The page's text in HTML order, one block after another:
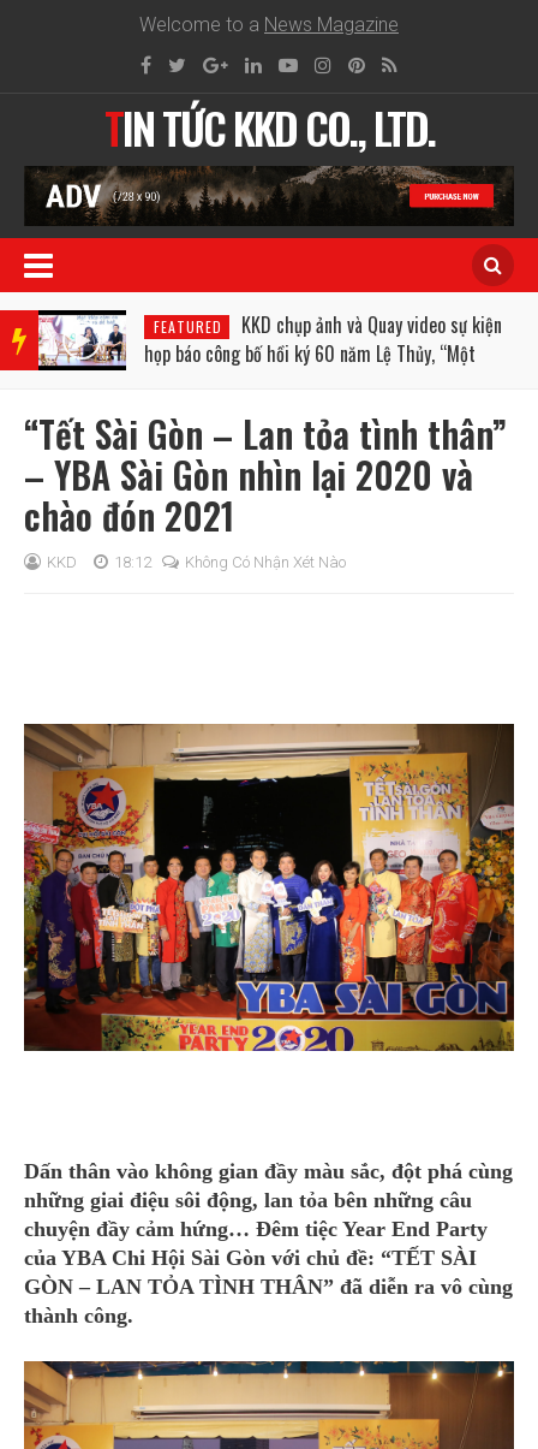
Welcome to a News Magazine
TIN TỨC KKD CO., LTD.
BRE
AKIN
NEW
KKD COMMUNICATIONS
KKD thiết kế website
Nhật Khoa đa nền tảng, tăng nhận diện và dễ
“Tết Sài Gòn – Lan tỏa tình thân”
– YBA Sài Gòn nhìn lại 2020 và
chào đón 2021
KKD 18:12 Không Có Nhận Xét Nào
Dấn thân vào không gian đầy màu sắc, đột phá cùng
những giai điệu sôi động, lan tỏa bên những câu
chuyện đầy cảm hứng… Đêm tiệc Year End Party
của YBA Chi Hội Sài Gòn với chủ đề: “TẾT SÀI
GÒN – LAN TỎA TÌNH THÂN” đã diễn ra vô cùng
thành công.